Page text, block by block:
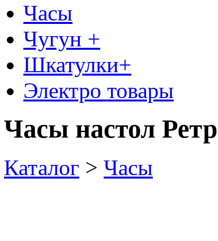
Часы
Чугун +
Шкатулки+
Электро товары
Часы настол
Каталог > Часы